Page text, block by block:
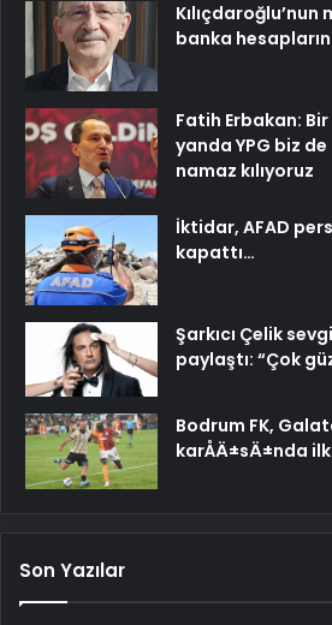
Kılıçdaroğlu’nun
banka
Fatih Erbakan:
yanda YPG biz de
namaz kılıyoruz
İktidar, AFAD
kapattı…
Şarkıcı Çelik
paylaştı: “Çok
Bodrum FK,
karÅÄ±sÄ±nda ilk
Son Yazılar